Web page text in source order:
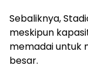
Sebaliknya,
meskipun
memadai untuk
besar.